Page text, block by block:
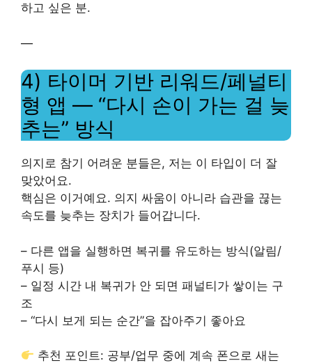
하고 싶은 분.
—
4) 타이머 기반 리워드/페널티
형 앱 — “다시 손이 가는 걸 늦
추는” 방식
의지로 참기 어려운 분들은, 저는 이 타입이 더 잘
맞았어요.
핵심은 이거예요. 의지 싸움이 아니라 습관을 끊는
속도를 늦추는 장치가 들어갑니다.
– 다른 앱을 실행하면 복귀를 유도하는 방식(알림/
푸시 등)
– 일정 시간 내 복귀가 안 되면 패널티가 쌓이는 구
조
– “다시 보게 되는 순간”을 잡아주기 좋아요
추천 포인트: 공부/업무 중에 계속 폰으로 새는